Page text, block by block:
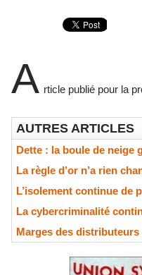
A rticle publié pour la
AUTRES ARTICLES
Dette : la boule de neige
La règle d’or n’a rien
L’isolement continue de
La cybercriminalité
Marges des distributeurs